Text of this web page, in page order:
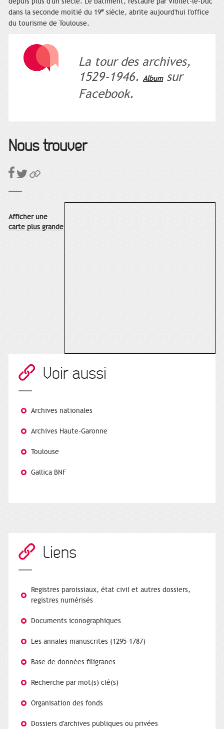
dans la seconde moitié du 19e siècle, abrite aujourd'hui l'office
du tourisme de Toulouse.
La tour des archives,
1529-1946. Albumsur
Facebook.
Nous trouver
Afficher une
carte plus grande
Voir aussi
Archives nationales
Archives Haute-Garonne
Toulouse
Gallica BNF
Liens
Registres paroissiaux, état civil et autres dossiers,
registres numérisés
Documents iconographiques
Les annales manuscrites (1295-1787)
Base de données filigranes
Recherche par mot(s) clé(s)
Organisation des fonds
Dossiers d'archives publiques ou privées